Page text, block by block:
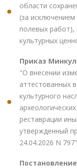
области
(за исключением
полевых работ),
культурных
Приказ
"О внесении
аттестованных
культурного
реставрации
утвержденный
24.04.2026 N 797"